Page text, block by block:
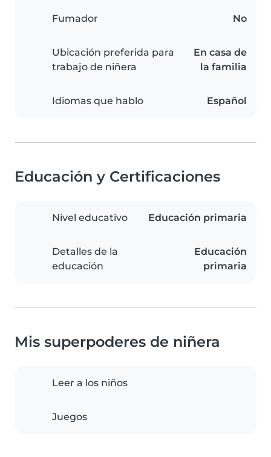
Fumador No
Ubicación preferida para
trabajo de niñera
En casa de
la familia
Idiomas que hablo Español
Educación y Certificaciones
Nivel educativo Educación primaria
Detalles de la
educación
Educación
primaria
Mis superpoderes de niñera
Leer a los niños
Juegos